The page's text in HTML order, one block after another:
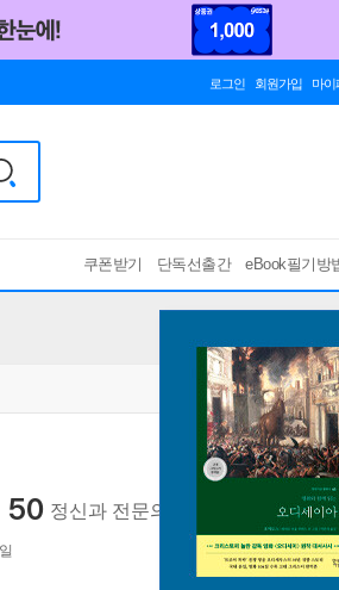
로그인 회원가입 마이
쿠폰받기 단독선출간 eBook필기방
50 정신과 전문의 노먼 로젠탈이 건네